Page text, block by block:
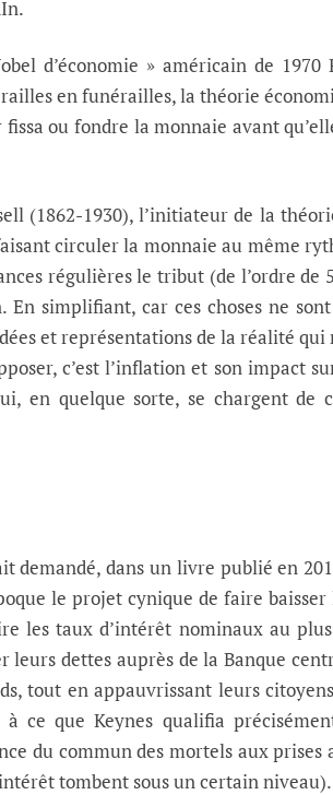
d’économie » américain de 1970
en funérailles, la théorie
ou fondre la monnaie avant
(1862-1930), l’initiateur de la
circuler la monnaie au même
régulières le tribut (de l’ordre de
simplifiant, car ces choses ne
et représentations de la réalité qui
c’est l’inflation et son impact
en quelque sorte, se chargent de
demandé, dans un livre publié en
le projet cynique de faire
les taux d’intérêt nominaux au
leurs dettes auprès de la Banque
tout en appauvrissant leurs
ce que Keynes qualifia
du commun des mortels aux prises
tombent sous un certain niveau).